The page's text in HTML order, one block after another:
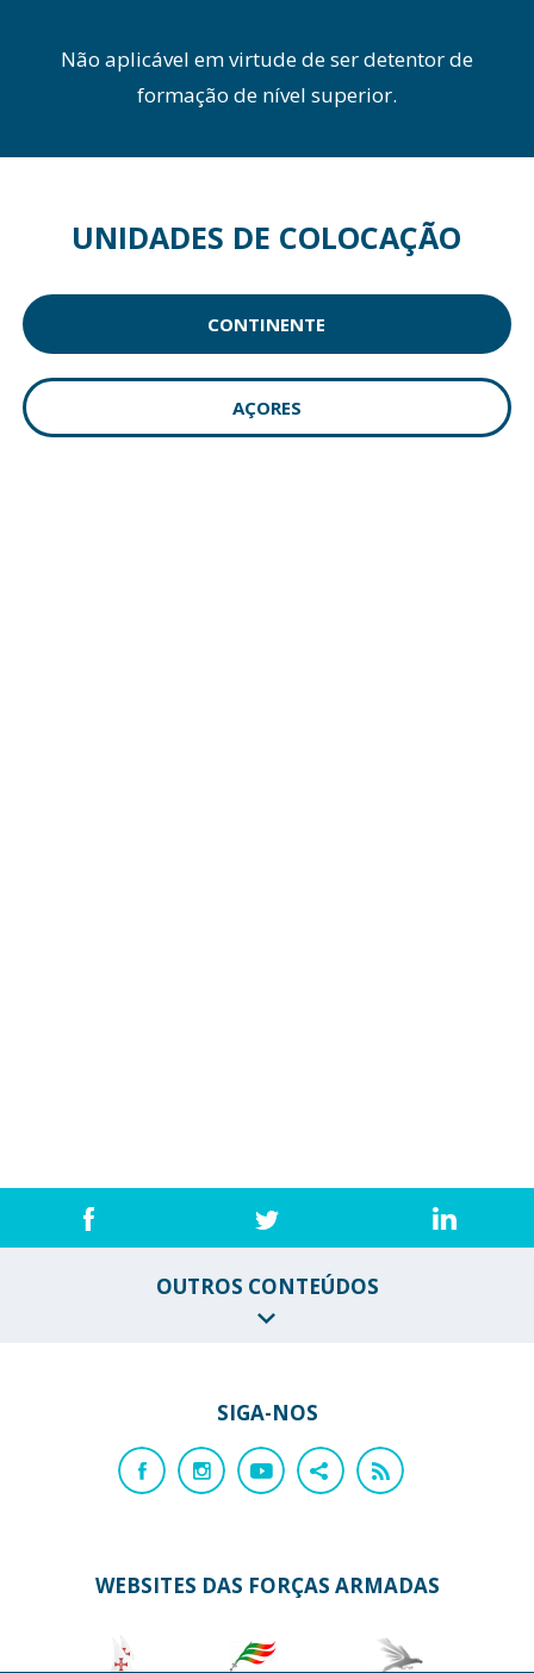
Não aplicável em virtude de ser detentor de
formação de nível superior.
UNIDADES DE COLOCAÇÃO
CONTINENTE
AÇORES
OUTROS CONTEÚDOS
SIGA-NOS
WEBSITES DAS FORÇAS ARMADAS